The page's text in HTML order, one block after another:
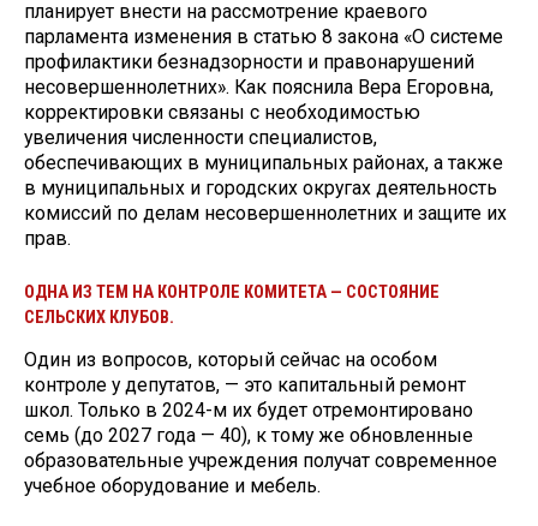
планирует внести на рассмотрение краевого
парламента изменения в статью 8 закона «О системе
профилактики безнадзорности и правонарушений
несовершеннолетних». Как пояснила Вера Егоровна,
корректировки связаны с необходимостью
увеличения численности специалистов,
обеспечивающих в муниципальных районах, а также
в муниципальных и городских округах деятельность
комиссий по делам несовершеннолетних и защите их
прав.
ОДНА ИЗ ТЕМ НА КОНТРОЛЕ КОМИТЕТА — СОСТОЯНИЕ
СЕЛЬСКИХ КЛУБОВ.
Один из вопросов, который сейчас на особом
контроле у депутатов, — это капитальный ремонт
школ. Только в 2024-м их будет отремонтировано
семь (до 2027 года — 40), к тому же обновленные
образовательные учреждения получат современное
учебное оборудование и мебель.